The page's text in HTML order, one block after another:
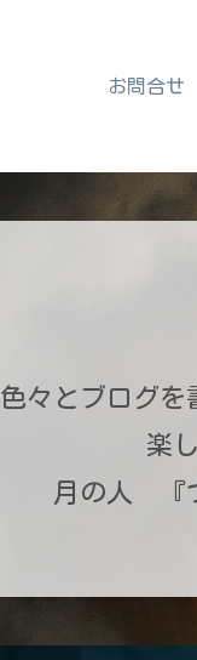
お問合せ
色々とブログを
楽
月の人 『